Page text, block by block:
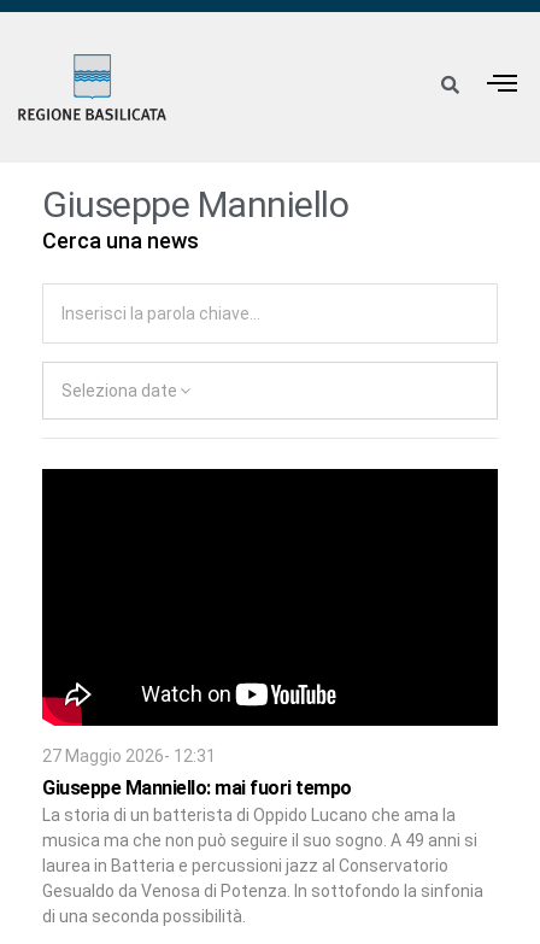
Giuseppe Manniello
Cerca una news
Seleziona date
27 Maggio 2026- 12:31
Giuseppe Manniello: mai fuori tempo
La storia di un batterista di Oppido Lucano che ama la
musica ma che non può seguire il suo sogno. A 49 anni si
laurea in Batteria e percussioni jazz al Conservatorio
Gesualdo da Venosa di Potenza. In sottofondo la sinfonia
di una seconda possibilità.